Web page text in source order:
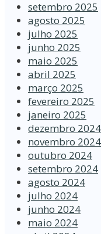
setembro 2025
agosto 2025
julho 2025
junho 2025
maio 2025
abril 2025
março 2025
fevereiro 2025
janeiro 2025
dezembro 2024
novembro 2024
outubro 2024
setembro 2024
agosto 2024
julho 2024
junho 2024
maio 2024